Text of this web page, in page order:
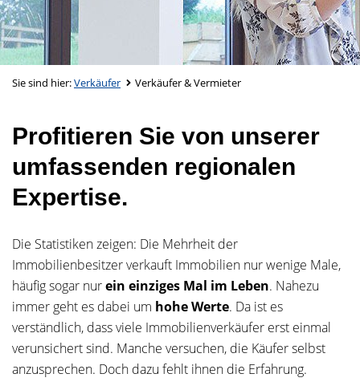
Sie sind hier:Verkäufer Verkäufer & Vermieter
Profitieren Sie von unserer
umfassenden regionalen
Expertise.
Die Statistiken zeigen: Die Mehrheit der
Immobilienbesitzer verkauft Immobilien nur wenige Male,
häufig sogar nurein einziges Mal im Leben. Nahezu
immer geht es dabei um hohe Werte. Da ist es
verständlich, dass viele Immobilienverkäufer erst einmal
verunsichert sind. Manche versuchen, die Käufer selbst
anzusprechen. Doch dazu fehlt ihnen die Erfahrung.